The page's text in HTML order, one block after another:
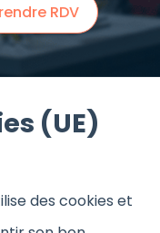
RDV
(UE)
des cookies et